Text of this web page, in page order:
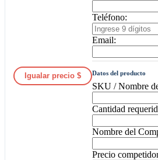
Igualar precio $
Teléfono:
Email:
Datos del producto
SKU / Nombre
Cantidad
Nombre del
Precio